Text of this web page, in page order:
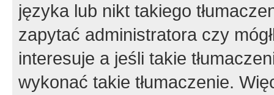
języka lub nikt takiego
zapytać administratora czy
interesuje a jeśli takie
wykonać takie tłumaczenie.